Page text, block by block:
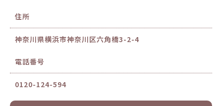
住所
神奈川県横浜市神奈川区六角橋3-2-4
電話番号
0120-124-594